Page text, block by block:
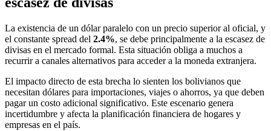
La existencia de un dólar paralelo con un precio superior al oficial, y
el constante spread del 2.4%, se debe principalmente a la escasez de
divisas en el mercado formal. Esta situación obliga a muchos a
recurrir a canales alternativos para acceder a la moneda extranjera.
El impacto directo de esta brecha lo sienten los bolivianos que
necesitan dólares para importaciones, viajes o ahorros, ya que deben
pagar un costo adicional significativo. Este escenario genera
incertidumbre y afecta la planificación financiera de hogares y
empresas en el país.